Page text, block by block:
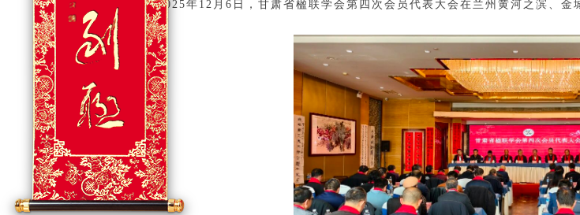
2025年12月6日，甘肃省楹联学会第四次会员代表大会在兰州黄河之滨、